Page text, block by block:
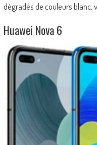
dégradés de couleurs blanc,
Huawei Nova 6